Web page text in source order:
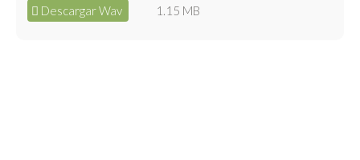
Descargar Wav 1.15 MB